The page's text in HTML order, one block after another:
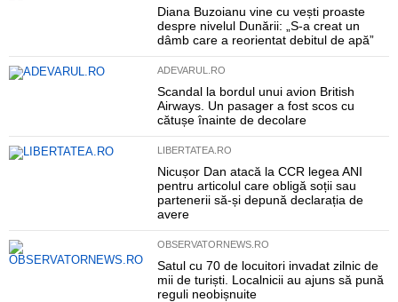
Diana Buzoianu vine cu vești proaste
despre nivelul Dunării: „S-a creat un
dâmb care a reorientat debitul de apă”
ADEVARUL.RO
Scandal la bordul unui avion British
Airways. Un pasager a fost scos cu
cătușe înainte de decolare
LIBERTATEA.RO
Nicușor Dan atacă la CCR legea ANI
pentru articolul care obligă soții sau
partenerii să-și depună declarația de
avere
OBSERVATORNEWS.RO
Satul cu 70 de locuitori invadat zilnic de
mii de turiști. Localnicii au ajuns să pună
reguli neobișnuite